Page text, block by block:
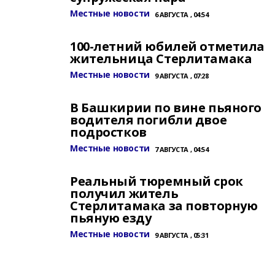
Местные новости 6 АВГУСТА , 04:54
100-летний юбилей отметила
жительница Стерлитамака
Местные новости 9 АВГУСТА , 07:28
В Башкирии по вине пьяного
водителя погибли двое
подростков
Местные новости 7 АВГУСТА , 04:54
Реальный тюремный срок
получил житель
Стерлитамака за повторную
пьяную езду
Местные новости 9 АВГУСТА , 05:31